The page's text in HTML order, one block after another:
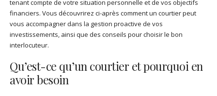
tenant compte de votre situation personnelle et de vos objectifs
financiers. Vous découvrirez ci-après comment un courtier peut
vous accompagner dans la gestion proactive de vos
investissements, ainsi que des conseils pour choisir le bon
interlocuteur.
Qu’est-ce qu’un courtier et pourquoi en
avoir besoin